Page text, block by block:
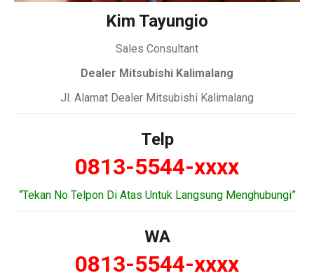
Kim Tayungio
Sales Consultant
Dealer Mitsubishi Kalimalang
Jl. Alamat Dealer Mitsubishi Kalimalang
Telp
0813-5544-xxxx
“Tekan No Telpon Di Atas Untuk Langsung Menghubungi”
WA
0813-5544-xxxx